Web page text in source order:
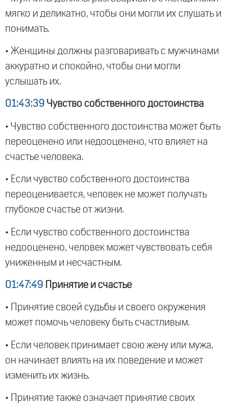
мягко и деликатно, чтобы они могли их слушать и
понимать.
• Женщины должны разговаривать с мужчинами
аккуратно и спокойно, чтобы они могли
услышать их.
01:43:39 Чувство собственного достоинства
• Чувство собственного достоинства может быть
переоценено или недооценено, что влияет на
счастье человека.
• Если чувство собственного достоинства
переоценивается, человек не может получать
глубокое счастье от жизни.
• Если чувство собственного достоинства
недооценено, человек может чувствовать себя
униженным и несчастным.
01:47:49 Принятие и счастье
• Принятие своей судьбы и своего окружения
может помочь человеку быть счастливым.
• Если человек принимает свою жену или мужа,
он начинает влиять на их поведение и может
изменить их жизнь.
• Принятие также означает принятие своих